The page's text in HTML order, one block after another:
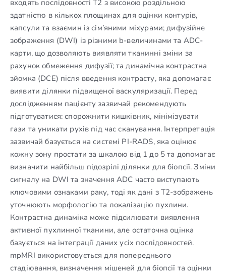
входять послідовності Т2 з високою роздільною
здатністю в кількох площинах для оцінки контурів,
капсули та взаємин із сім’яними міхурами; дифузійне
зображення (DWI) із різними b-величинами та ADC-
карти, що дозволяють виявляти тканинні зміни за
рахунок обмеження дифузії; та динамічна контрастна
зйомка (DCE) після введення контрасту, яка допомагає
виявити ділянки підвищеної васкуляризації. Перед
дослідженням пацієнту зазвичай рекомендують
підготуватися: спорожнити кишківник, мінімізувати
гази та уникати рухів під час сканування. Інтерпретація
зазвичай базується на системі PI-RADS, яка оцінює
кожну зону простати за шкалою від 1 до 5 та допомагає
визначити найбільш підозрілі ділянки для біопсії. Зміни
сигналу на DWI та значення ADC часто виступають
ключовими ознаками раку, тоді як дані з Т2-зображень
уточнюють морфологію та локалізацію пухлини.
Контрастна динаміка може підсилювати виявлення
активної пухлинної тканини, але остаточна оцінка
базується на інтеграції даних усіх послідовностей.
mpMRI використовується для попереднього
стадіювання, визначення мішеней для біопсії та оцінки